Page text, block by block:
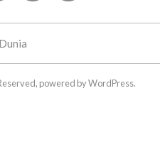
powered by WordPress.